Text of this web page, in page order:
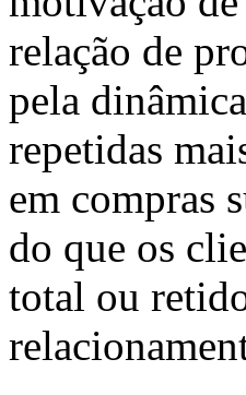
relação de
pela
repetidas
em compras
do que os
total ou